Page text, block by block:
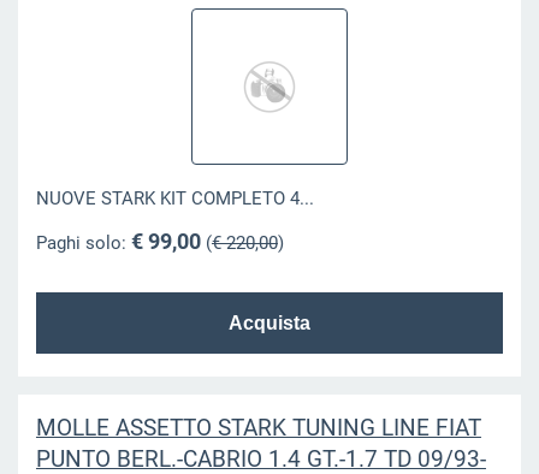
NUOVE STARK KIT COMPLETO 4...
Paghi solo: € 99,00(€ 220,00)
MOLLE ASSETTO STARK TUNING LINE FIAT
PUNTO BERL.-CABRIO 1.4 GT.-1.7 TD 09/93-